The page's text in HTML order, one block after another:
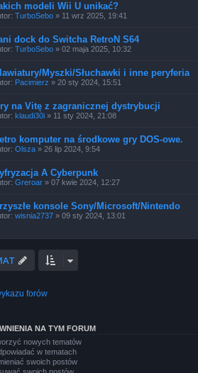
modeli Wii U unikać?
TurboSebo » 11 wrz 2025, 19:41
dock do Switcha RetroN S64
TurboSebo » 02 maja 2025, 10:32
Myszki/Słuchawki i inne peryferia
Pacimierz » 20 sty 2024, 15:51
na Vitę z zagranicznej dystrybucji
klaudi30i » 11 sty 2024, 21:08
komputer na środkowe gry DOS-owe.
Olsza » 26 lip 2024, 9:54
A Cyberpunk
Greroar » 07 kwie 2024, 12:27
konsole Sony/Microsoft/Nintendo
wisnia2737 » 09 sty 2024, 13:01
forów
NA TYM FORUM
nowych tematów
w tematach
swoich postów
swoich postów